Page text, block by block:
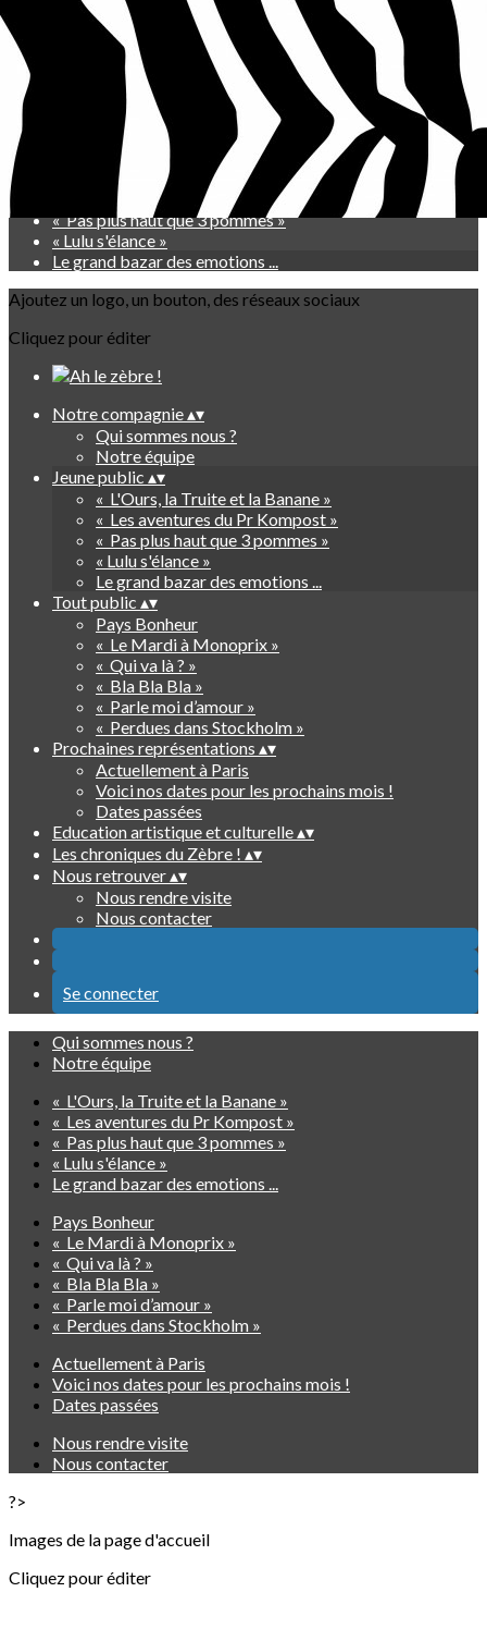
Exporter les lignes sélectionnées
Exporter toutes les colonnes
Exporter uniquement les colonnes affichées
Menu
>
« L'Ours, la Truite et la Banane »
« Les aventures du Pr Kompost »
« Pas plus haut que 3 pommes »
« Lulu s'élance »
Le grand bazar des emotions ...
Ajoutez un logo, un bouton, des réseaux sociaux
Cliquez pour éditer
Notre compagnie▴▾
Qui sommes nous ?
Notre équipe
Jeune public ▴▾
« L'Ours, la Truite et la Banane »
« Les aventures du Pr Kompost »
« Pas plus haut que 3 pommes »
« Lulu s'élance »
Le grand bazar des emotions ...
Tout public ▴▾
Pays Bonheur
« Le Mardi à Monoprix »
« Qui va là ? »
« Bla Bla Bla »
« Parle moi d’amour »
« Perdues dans Stockholm »
Prochaines représentations ▴▾
Actuellement à Paris
Voici nos dates pour les prochains mois !
Dates passées
Education artistique et culturelle▴▾
Les chroniques du Zèbre ! ▴▾
Nous retrouver▴▾
Nous rendre visite
Nous contacter
Se connecter
Qui sommes nous ?
Notre équipe
« L'Ours, la Truite et la Banane »
« Les aventures du Pr Kompost »
« Pas plus haut que 3 pommes »
« Lulu s'élance »
Le grand bazar des emotions ...
Pays Bonheur
« Le Mardi à Monoprix »
« Qui va là ? »
« Bla Bla Bla »
« Parle moi d’amour »
« Perdues dans Stockholm »
Actuellement à Paris
Voici nos dates pour les prochains mois !
Dates passées
Nous rendre visite
Nous contacter
?>
Images de la page d'accueil
Cliquez pour éditer